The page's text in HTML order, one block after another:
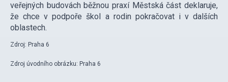
veřejných budovách běžnou praxí Městská část deklaruje,
že chce v podpoře škol a rodin pokračovat i v dalších
oblastech.
Zdroj: Praha 6
Zdroj úvodního obrázku: Praha 6